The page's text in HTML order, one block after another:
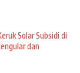
Solar Subsidi di
dan